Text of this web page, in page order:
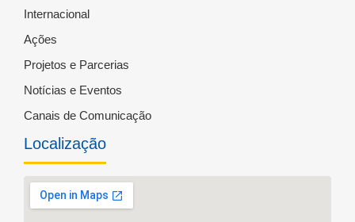
Internacional
Ações
Projetos e Parcerias
Notícias e Eventos
Canais de Comunicação
Localização